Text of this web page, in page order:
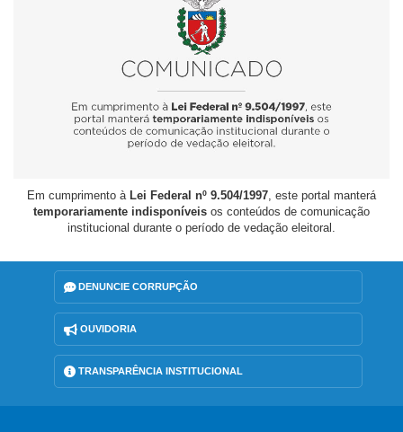
Em cumprimento à Lei Federal nº 9.504/1997, este portal manterá
temporariamente indisponíveis os conteúdos de comunicação
institucional durante o período de vedação eleitoral.
DENUNCIE CORRUPÇÃO
OUVIDORIA
TRANSPARÊNCIA INSTITUCIONAL